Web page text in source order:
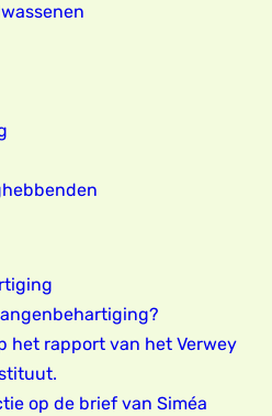
het rapport van het Verwey
op de brief van Siméa